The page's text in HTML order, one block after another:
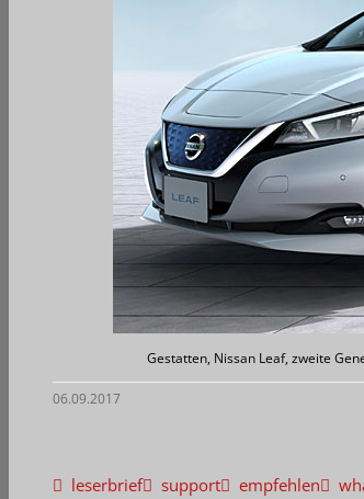
Gestatten, Nissan Leaf, zweite
06.09.2017
leserbrief support empfehlen